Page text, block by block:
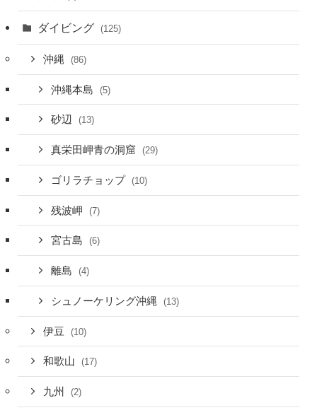
ダイビング (125)
沖縄 (86)
沖縄本島 (5)
砂辺 (13)
真栄田岬青の洞窟 (29)
ゴリラチョップ (10)
残波岬 (7)
宮古島 (6)
離島 (4)
シュノーケリング沖縄 (13)
伊豆 (10)
和歌山 (17)
九州 (2)